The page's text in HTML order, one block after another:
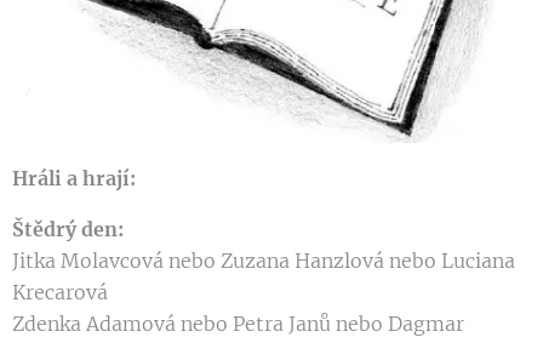
Hráli a hrají:
Štědrý den:
Jitka Molavcová nebo Zuzana Hanzlová nebo Luciana
Krecarová
Zdenka Adamová nebo Petra Janů nebo Dagmar